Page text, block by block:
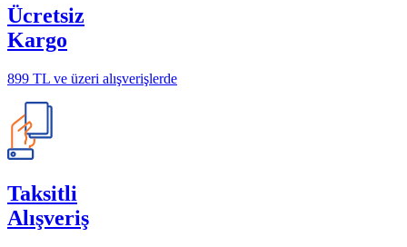
Ücretsiz
Kargo
899 TL ve üzeri alışverişlerde
Taksitli
Alışveriş